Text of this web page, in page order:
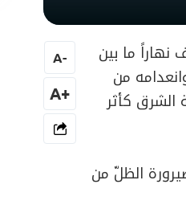
ما بين
من
كأثر
الظلّ من
-
A
+A